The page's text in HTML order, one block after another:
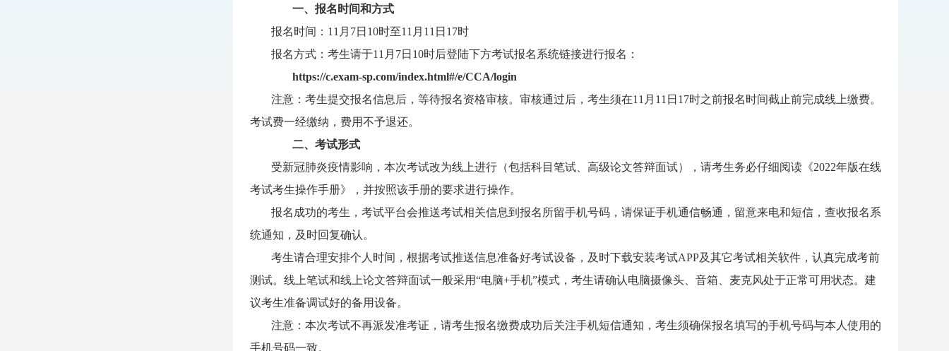
一、报名时间和方式
报名时间：11月7日10时至11月11日17时
报名方式：考生请于11月7日10时后登陆下方考试报名系统链接进行报名：
https://c.exam-sp.com/index.html#/e/CCA/login
注意：考生提交报名信息后，等待报名资格审核。审核通过后，考生须在11月11日17时之前报名时间截止前完成线上缴费。
考试费一经缴纳，费用不予退还。
二、考试形式
受新冠肺炎疫情影响，本次考试改为线上进行（包括科目笔试、高级论文答辩面试），请考生务必仔细阅读《2022年版在线
考试考生操作手册》，并按照该手册的要求进行操作。
报名成功的考生，考试平台会推送考试相关信息到报名所留手机号码，请保证手机通信畅通，留意来电和短信，查收报名系
统通知，及时回复确认。
考生请合理安排个人时间，根据考试推送信息准备好考试设备，及时下载安装考试APP及其它考试相关软件，认真完成考前
测试。线上笔试和线上论文答辩面试一般采用“电脑+手机”模式，考生请确认电脑摄像头、音箱、麦克风处于正常可用状态。建
议考生准备调试好的备用设备。
注意：本次考试不再派发准考证，请考生报名缴费成功后关注手机短信通知，考生须确保报名填写的手机号码与本人使用的
手机号码一致。